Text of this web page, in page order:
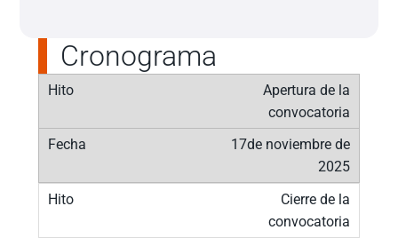
Cronograma
Apertura de la
convocatoria
17de noviembre de
2025
Cierre de la
convocatoria